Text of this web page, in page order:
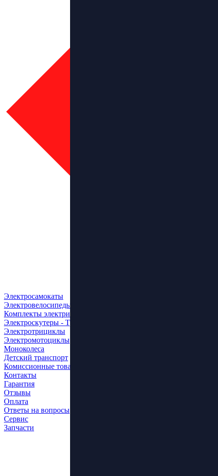
Электросамокаты
Электровелосипеды
Комплекты электрификации
Электроскутеры - Трайки
Электротрициклы
Электромотоциклы
Моноколеса
Детский транспорт
Комиссионные товары
Контакты
Гарантия
Отзывы
Оплата
Ответы на вопросы
Сервис
Запчасти